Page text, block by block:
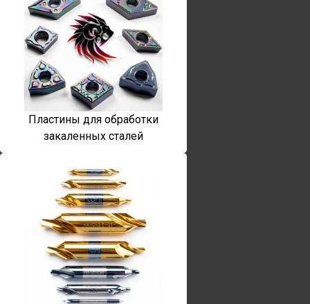
Пластины для обработки
закаленных сталей